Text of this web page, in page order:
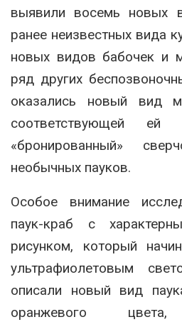
выявили восемь новых
ранее неизвестных вида
новых видов бабочек и
ряд других
оказались новый вид
соответствующей ей
«бронированный»
необычных пауков.
Особое внимание
паук-краб с
рисунком, который
ультрафиолетовым
описали новый вид
оранжевого цвета,